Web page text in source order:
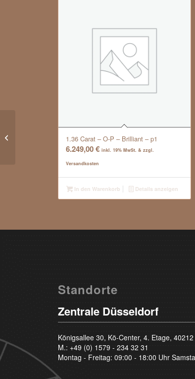
1.36 Carat – O-P – Brilliant – p1
6.249,00€ inkl. 19% MwSt. & zzgl.
Versandkosten
In den Warenkorb Details anzeigen
Standorte
Zentrale Düsseldorf
Königsallee 30, Kö-Center, 4. Etage,
M.: +49 (0) 1579 - 234 32 31
Montag - Freitag: 09:00 - 18:00 Uhr
0.37 Carat – River E – Brilliant – si1